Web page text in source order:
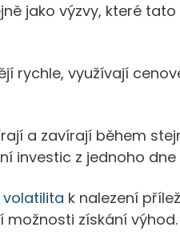
jako výzvy, které
rychle, využívají
a zavírají během
investic z jednoho dne
volatilita k nalezení
možnosti získání výhod.